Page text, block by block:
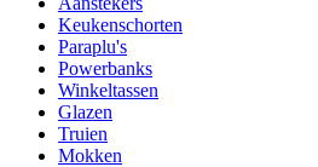
Keukenschorten
Paraplu's
Powerbanks
Winkeltassen
Glazen
Truien
Mokken